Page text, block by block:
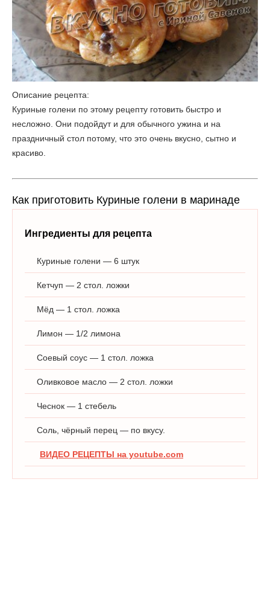
Описание рецепта:
Куриные голени по этому рецепту готовить быстро и
несложно. Они подойдут и для обычного ужина и на
праздничный стол потому, что это очень вкусно, сытно и
красиво.
Как приготовить Куриные голени в маринаде
Ингредиенты для рецепта
Куриные голени — 6 штук
Кетчуп — 2 стол. ложки
Мёд — 1 стол. ложка
Лимон — 1/2 лимона
Соевый соус — 1 стол. ложка
Оливковое масло — 2 стол. ложки
Чеснок — 1 стебель
Соль, чёрный перец — по вкусу.
ВИДЕО РЕЦЕПТЫ на youtube.com